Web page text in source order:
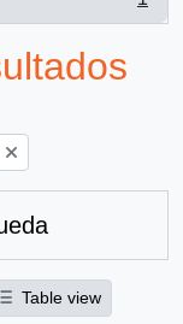
Table view